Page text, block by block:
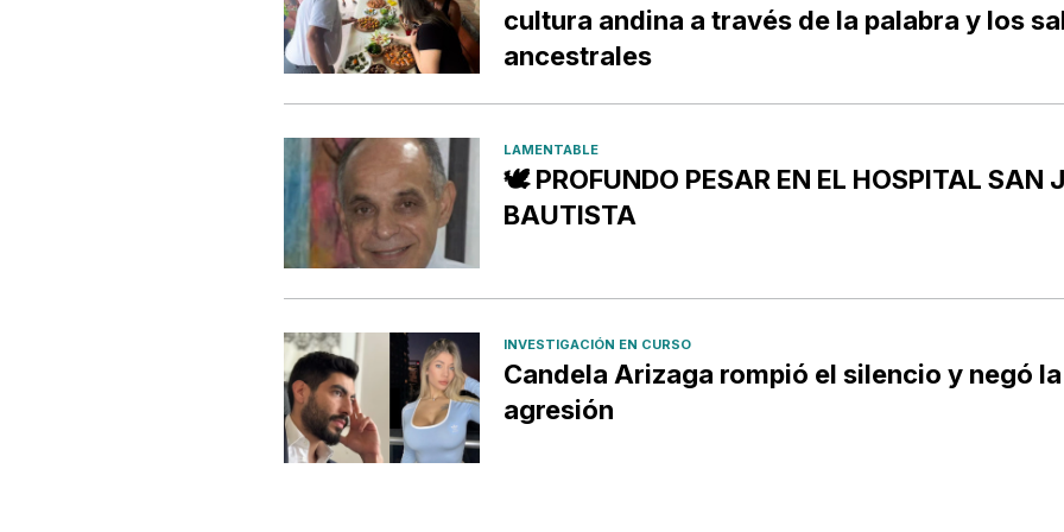
cultura andina a través de la palabra y los
ancestrales
LAMENTABLE
🕊️ PROFUNDO PESAR EN EL HOSPITAL SAN
BAUTISTA
INVESTIGACIÓN EN CURSO
Candela Arizaga rompió el silencio y negó la
agresión